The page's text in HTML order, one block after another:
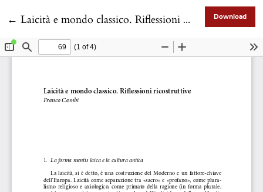
← Return to Article Details
Laicità e mondo classico. Riflessioni introduttive Download